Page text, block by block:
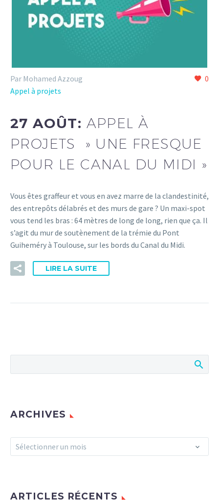
0
Par Mohamed Azzoug
Appel à projets
27 AOÛT: APPEL À
PROJETS » UNE FRESQUE
POUR LE CANAL DU MIDI »
Vous êtes graffeur et vous en avez marre de la clandestinité,
des entrepôts délabrés et des murs de gare ? Un maxi-spot
vous tend les bras : 64 mètres de long de long, rien que ça. Il
s’agit du mur de soutènement de la trémie du Pont
Guiheméry à Toulouse, sur les bords du Canal du Midi.
LIRE LA SUITE
ARCHIVES
Archives
Sélectionner un mois
ARTICLES RÉCENTS